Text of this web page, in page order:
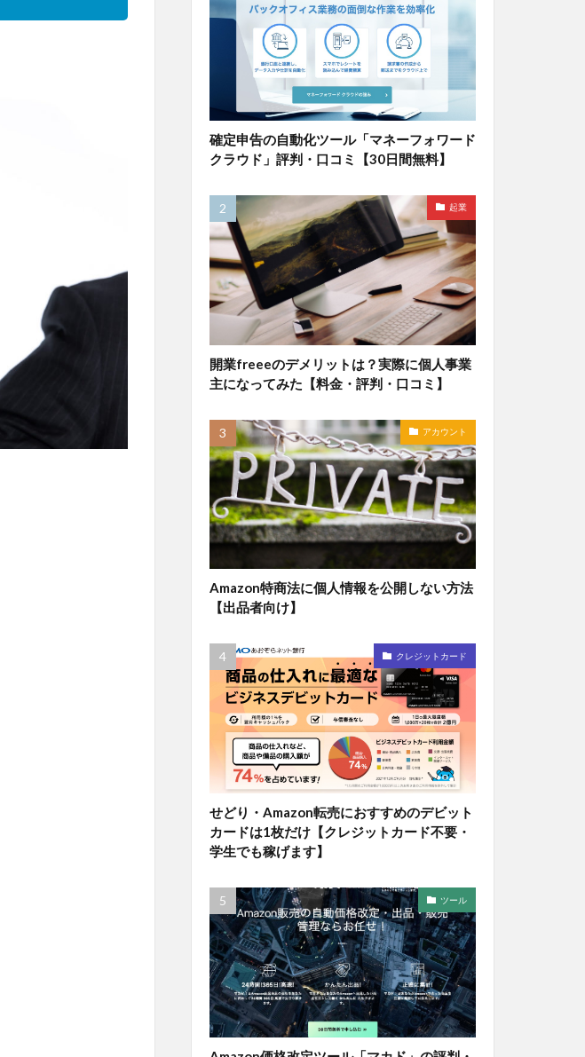
確定申告の自動化ツール「マネーフォワード
クラウド」評判・口コミ【30日間無料】
起業
開業freeeのデメリットは？実際に個人事業
主になってみた【料金・評判・口コミ】
アカウント
Amazon特商法に個人情報を公開しない方法
【出品者向け】
クレジットカード
せどり・Amazon転売におすすめのデビット
カードは1枚だけ【クレジットカード不要・
学生でも稼げます】
ツール